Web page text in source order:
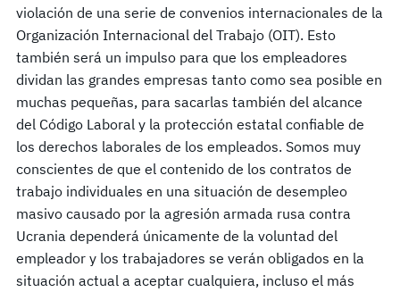
violación de una serie de convenios internacionales de la
Organización Internacional del Trabajo (OIT). Esto
también será un impulso para que los empleadores
dividan las grandes empresas tanto como sea posible en
muchas pequeñas, para sacarlas también del alcance
del Código Laboral y la protección estatal confiable de
los derechos laborales de los empleados. Somos muy
conscientes de que el contenido de los contratos de
trabajo individuales en una situación de desempleo
masivo causado por la agresión armada rusa contra
Ucrania dependerá únicamente de la voluntad del
empleador y los trabajadores se verán obligados en la
situación actual a aceptar cualquiera, incluso el más